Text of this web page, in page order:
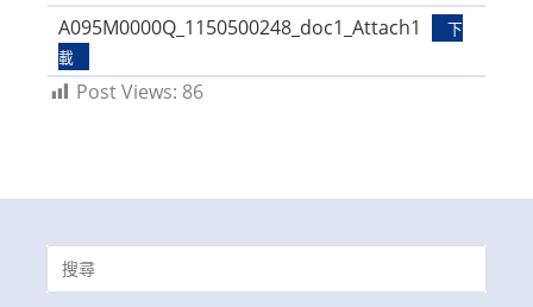
A095M0000Q_1150500248_doc1_Attach1
下
載
Post Views: 86
Search
for: